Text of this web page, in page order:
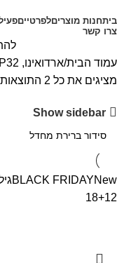
ביתחנות מוצריםלפרטיים
צרו קשר
עמוד הבית ארדואינו, ESP32, ראספברי פיי ועוד
מציגים את כל ⁦2⁩ התוצאות
Show sidebar
BLACK FRIDAYNew
18+12